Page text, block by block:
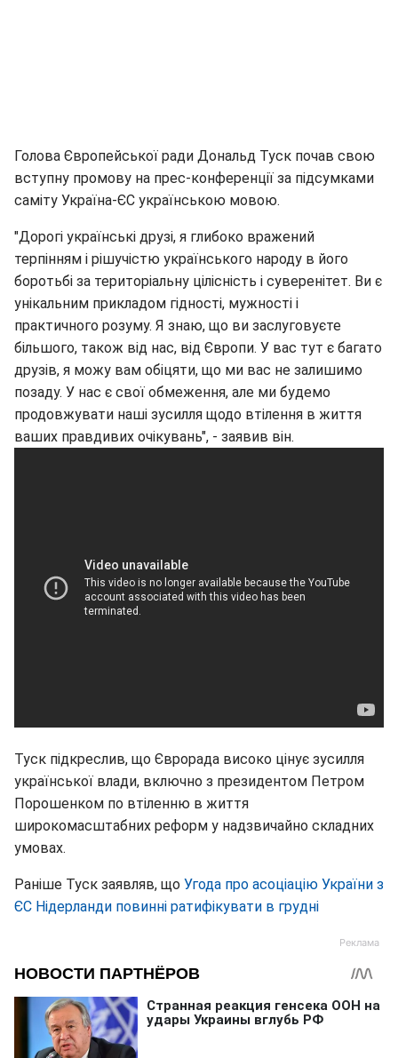
Голова Європейської ради Дональд Туск почав свою
вступну промову на прес-конференції за підсумками
саміту Україна-ЄС українською мовою.
"Дорогі українські друзі, я глибоко вражений
терпінням і рішучістю українського народу в його
боротьбі за територіальну цілісність і суверенітет. Ви є
унікальним прикладом гідності, мужності і
практичного розуму. Я знаю, що ви заслуговуєте
більшого, також від нас, від Європи. У вас тут є багато
друзів, я можу вам обіцяти, що ми вас не залишимо
позаду. У нас є свої обмеження, але ми будемо
продовжувати наші зусилля щодо втілення в життя
ваших правдивих очікувань", - заявив він.
Туск підкреслив, що Єврорада високо цінує зусилля
української влади, включно з президентом Петром
Порошенком по втіленню в життя
широкомасштабних реформ у надзвичайно складних
умовах.
Раніше Туск заявляв, що Угода про асоціацію України з
ЄС Нідерланди повинні ратифікувати в грудні